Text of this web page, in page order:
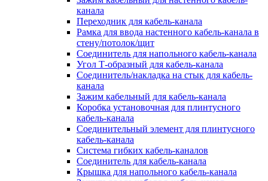
канала
Переходник для кабель-канала
Рамка для ввода настенного кабель-канала в
стену/потолок/щит
Соединитель для напольного кабель-канала
Угол Т-образный для кабель-канала
Соединитель/накладка на стык для кабель-
канала
Зажим кабельный для кабель-канала
Коробка установочная для плинтусного
кабель-канала
Соединительный элемент для плинтусного
кабель-канала
Система гибких кабель-каналов
Соединитель для кабель-канала
Крышка для напольного кабель-канала